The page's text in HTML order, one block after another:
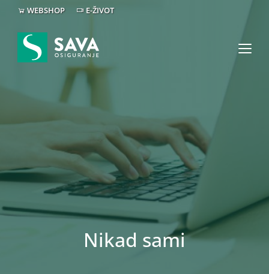
WEBSHOP E-ŽIVOT
Nikad sami